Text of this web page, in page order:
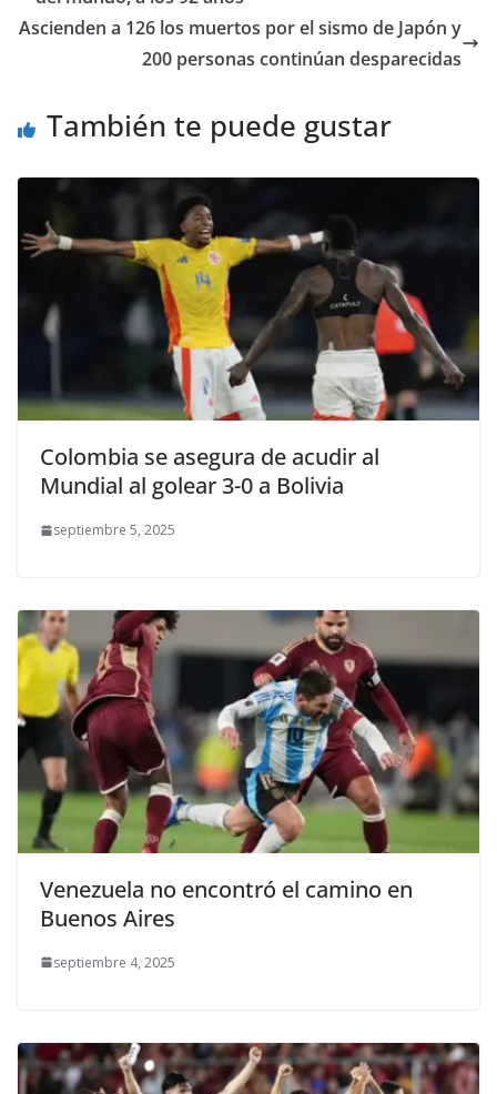
Ascienden a 126 los muertos por el sismo de Japón y
200 personas continúan desparecidas
También te puede gustar
Colombia se asegura de acudir al
Mundial al golear 3-0 a Bolivia
septiembre 5, 2025
Venezuela no encontró el camino en
Buenos Aires
septiembre 4, 2025